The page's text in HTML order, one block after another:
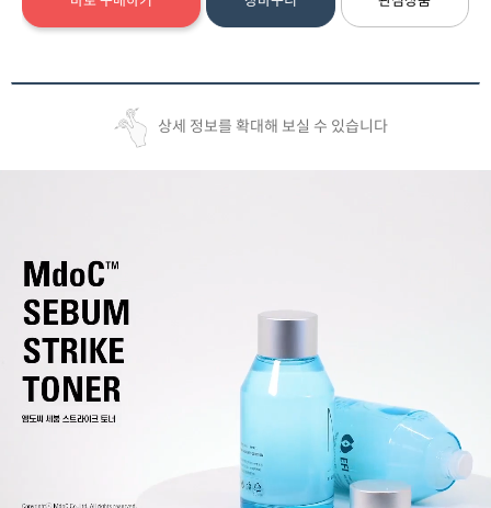
상세 정보를 확대해 보실 수 있습니다